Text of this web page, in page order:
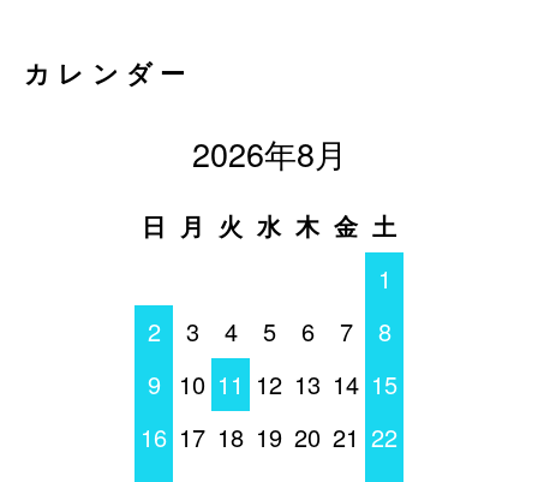
カレンダー
2026年8月
日 月 火 水 木 金 土
1
2
3 4 5 6 7
8
9
10 11 12 13 14 15
16 17 18 19 20 21 22